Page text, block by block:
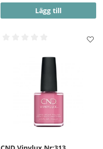
Lägg till